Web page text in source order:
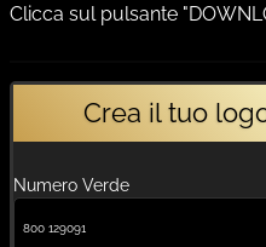
Clicca sul pulsante
Crea il tuo
Numero Verde